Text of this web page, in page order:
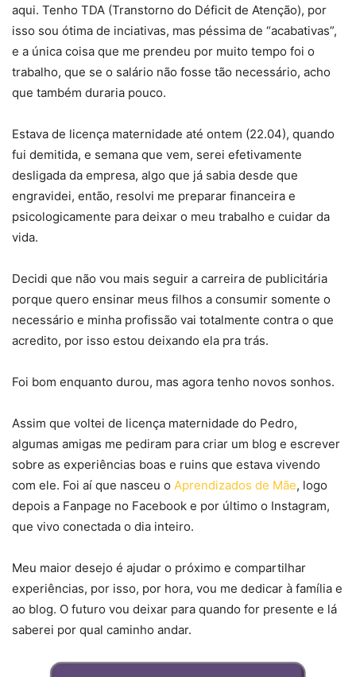
aqui. Tenho TDA (Transtorno do Déficit de Atenção), por
isso sou ótima de inciativas, mas péssima de “acabativas”,
e a única coisa que me prendeu por muito tempo foi o
trabalho, que se o salário não fosse tão necessário, acho
que também duraria pouco.
Estava de licença maternidade até ontem (22.04), quando
fui demitida, e semana que vem, serei efetivamente
desligada da empresa, algo que já sabia desde que
engravidei, então, resolvi me preparar financeira e
psicologicamente para deixar o meu trabalho e cuidar da
vida.
Decidi que não vou mais seguir a carreira de publicitária
porque quero ensinar meus filhos a consumir somente o
necessário e minha profissão vai totalmente contra o que
acredito, por isso estou deixando ela pra trás.
Foi bom enquanto durou, mas agora tenho novos sonhos.
Assim que voltei de licença maternidade do Pedro,
algumas amigas me pediram para criar um blog e escrever
sobre as experiências boas e ruins que estava vivendo
com ele. Foi aí que nasceu o Aprendizados de Mãe, logo
depois a Fanpage no Facebook e por último o Instagram,
que vivo conectada o dia inteiro.
Meu maior desejo é ajudar o próximo e compartilhar
experiências, por isso, por hora, vou me dedicar à família e
ao blog. O futuro vou deixar para quando for presente e lá
saberei por qual caminho andar.